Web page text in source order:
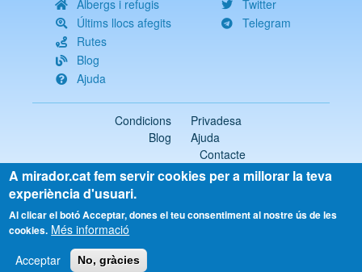
Albergs i refugis
Últims llocs afegits
Rutes
Blog
Ajuda
Twitter
Telegram
Condicions
Privadesa
Blog
Ajuda
Contacte
2018-2026 ©mirador.cat
Tots els drets reservats
Select
language
A mirador.cat fem servir cookies per a millorar la teva
experiència d'usuari.
Al clicar el botó Acceptar, dones el teu consentiment al nostre ús de les
cookies. Més informació
Acceptar
No, gràcies